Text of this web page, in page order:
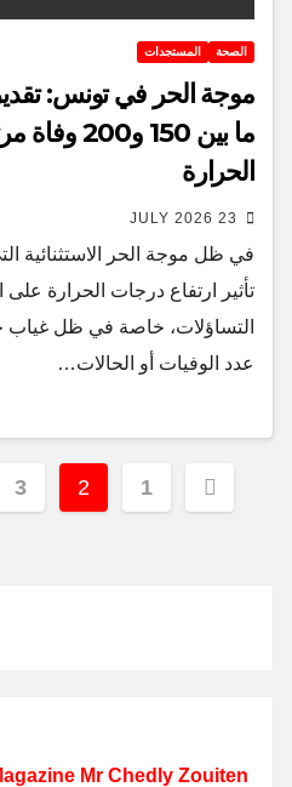
الصحة المستجدات
موجة الحر في تونس:
ما بين 150
الحرارة
23 JULY 2026
في ظل موجة الحر الاستثنائية
تأثير ارتفاع درجات الحرارة
التساؤلات، خاصة في ظل
عدد الوفيات أو الحالات…
Posts
1
2
3
Mr Chedly Zouiten